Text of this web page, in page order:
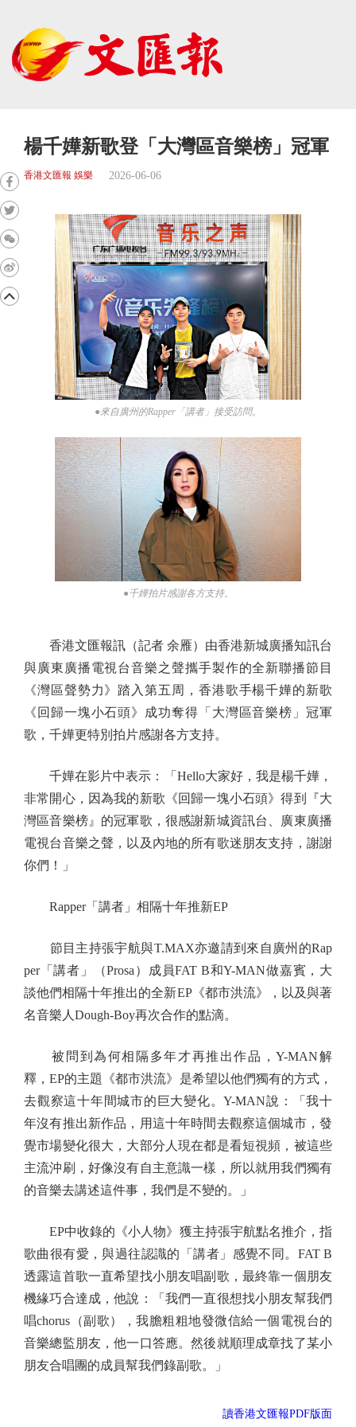
楊千嬅新歌登「大灣區音樂榜」冠軍
香港文匯報 娛樂 2026-06-06
●來自廣州的Rapper「講者」接受訪問。
●千嬅拍片感謝各方支持。
香港文匯報訊（記者 余雁）由香港新城廣播知訊台
與廣東廣播電視台音樂之聲攜手製作的全新聯播節目
《灣區聲勢力》踏入第五周，香港歌手楊千嬅的新歌
《回歸一塊小石頭》成功奪得「大灣區音樂榜」冠軍
歌，千嬅更特別拍片感謝各方支持。
千嬅在影片中表示：「Hello大家好，我是楊千嬅，
非常開心，因為我的新歌《回歸一塊小石頭》得到『大
灣區音樂榜』的冠軍歌，很感謝新城資訊台、廣東廣播
電視台音樂之聲，以及內地的所有歌迷朋友支持，謝謝
你們！」
Rapper「講者」相隔十年推新EP
節目主持張宇航與T.MAX亦邀請到來自廣州的Rap
per「講者」（Prosa）成員FAT B和Y-MAN做嘉賓，大
談他們相隔十年推出的全新EP《都市洪流》，以及與著
名音樂人Dough-Boy再次合作的點滴。
被問到為何相隔多年才再推出作品，Y-MAN解
釋，EP的主題《都市洪流》是希望以他們獨有的方式，
去觀察這十年間城市的巨大變化。Y-MAN說：「我十
年沒有推出新作品，用這十年時間去觀察這個城市，發
覺市場變化很大，大部分人現在都是看短視頻，被這些
主流沖刷，好像沒有自主意識一樣，所以就用我們獨有
的音樂去講述這件事，我們是不變的。」
EP中收錄的《小人物》獲主持張宇航點名推介，指
歌曲很有愛，與過往認識的「講者」感覺不同。FAT B
透露這首歌一直希望找小朋友唱副歌，最終靠一個朋友
機緣巧合達成，他說：「我們一直很想找小朋友幫我們
唱chorus（副歌），我膽粗粗地發微信給一個電視台的
音樂總監朋友，他一口答應。然後就順理成章找了某小
朋友合唱團的成員幫我們錄副歌。」
讀香港文匯報PDF版面